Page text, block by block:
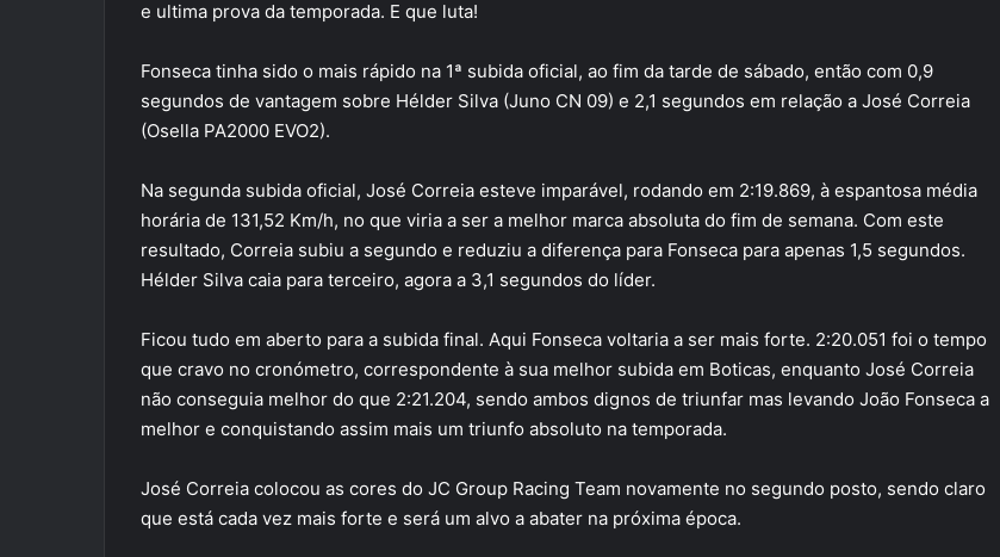
e ultima prova da temporada. E que luta!
Fonseca tinha sido o mais rápido na 1ª subida oficial, ao fim da tarde de sábado, então com 0,9
segundos de vantagem sobre Hélder Silva (Juno CN 09) e 2,1 segundos em relação a José Correia
(Osella PA2000 EVO2).
Na segunda subida oficial, José Correia esteve imparável, rodando em 2:19.869, à espantosa média
horária de 131,52 Km/h, no que viria a ser a melhor marca absoluta do fim de semana. Com este
resultado, Correia subiu a segundo e reduziu a diferença para Fonseca para apenas 1,5 segundos.
Hélder Silva caia para terceiro, agora a 3,1 segundos do líder.
Ficou tudo em aberto para a subida final. Aqui Fonseca voltaria a ser mais forte. 2:20.051 foi o tempo
que cravo no cronómetro, correspondente à sua melhor subida em Boticas, enquanto José Correia
não conseguia melhor do que 2:21.204, sendo ambos dignos de triunfar mas levando João Fonseca a
melhor e conquistando assim mais um triunfo absoluto na temporada.
José Correia colocou as cores do JC Group Racing Team novamente no segundo posto, sendo claro
que está cada vez mais forte e será um alvo a abater na próxima época.